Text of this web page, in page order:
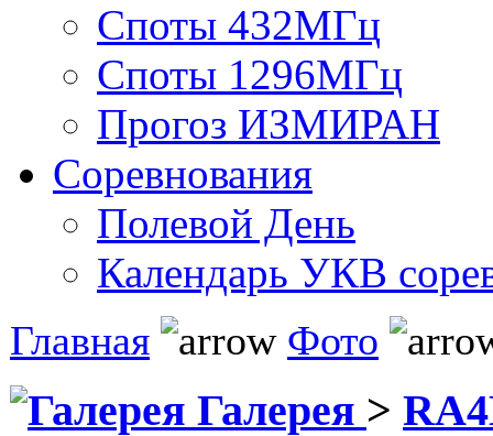
Споты 432МГц
Споты 1296МГц
Прогоз ИЗМИРАН
Соревнования
Полевой День
Календарь УКВ
Главная Фото
Галерея >